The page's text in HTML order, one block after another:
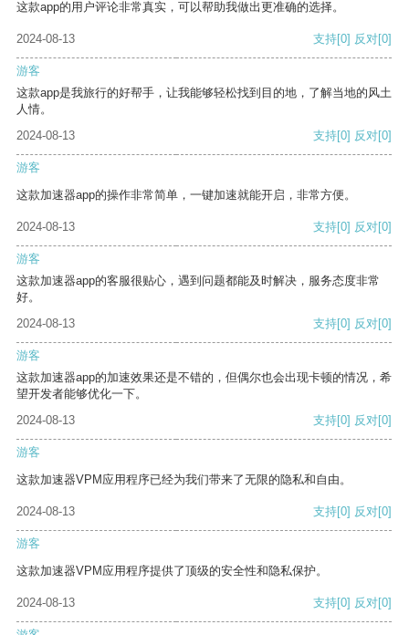
这款app的用户评论非常真实，可以帮助我做出更准确的选择。
2024-08-13 支持[0] 反对[0]
游客
这款app是我旅行的好帮手，让我能够轻松找到目的地，了解当地的风土
人情。
2024-08-13
支持[0] 反对[0]
游客
这款加速器app的操作非常简单，一键加速就能开启，非常方便。
2024-08-13 支持[0] 反对[0]
游客
这款加速器app的客服很贴心，遇到问题都能及时解决，服务态度非常
好。
2024-08-13
支持[0] 反对[0]
游客
这款加速器app的加速效果还是不错的，但偶尔也会出现卡顿的情况，希
望开发者能够优化一下。
2024-08-13
支持[0] 反对[0]
游客
这款加速器VPM应用程序已经为我们带来了无限的隐私和自由。
2024-08-13 支持[0] 反对[0]
游客
这款加速器VPM应用程序提供了顶级的安全性和隐私保护。
2024-08-13 支持[0] 反对[0]